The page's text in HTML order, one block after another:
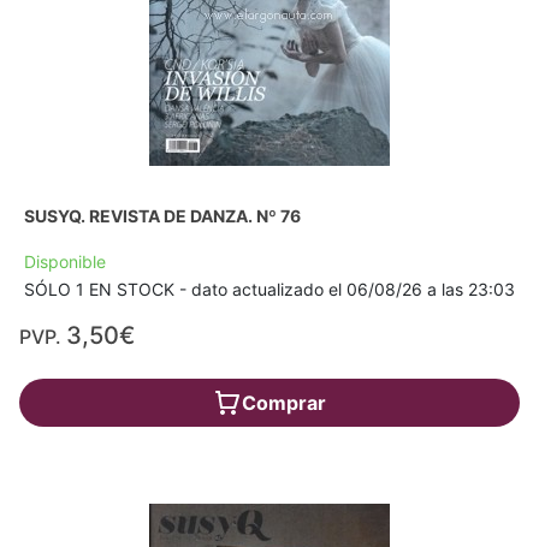
SUSYQ. REVISTA DE DANZA. Nº 76
Disponible
SÓLO 1 EN STOCK - dato actualizado el 06/08/26 a las 23:03
PVP. 3,50€
Comprar